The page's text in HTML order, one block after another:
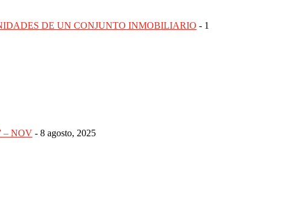
DE UN CONJUNTO INMOBILIARIO
1
– NOV
8 agosto, 2025